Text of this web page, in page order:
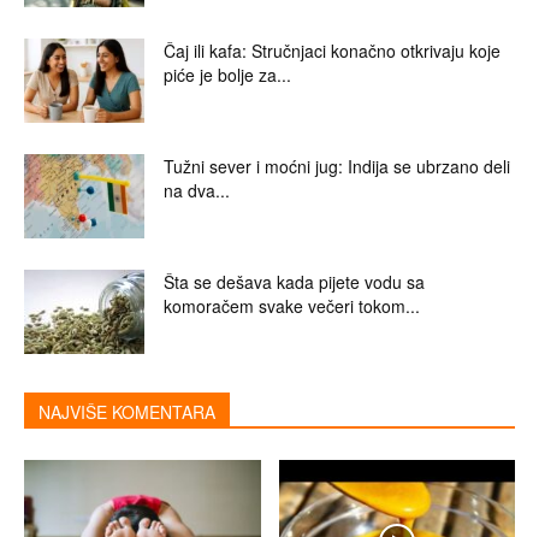
Čaj ili kafa: Stručnjaci konačno otkrivaju koje
piće je bolje za...
Tužni sever i moćni jug: Indija se ubrzano deli
na dva...
Šta se dešava kada pijete vodu sa
komoračem svake večeri tokom...
NAJVIŠE KOMENTARA